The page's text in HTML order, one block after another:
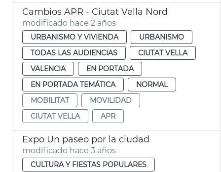
Cambios APR - Ciutat Vella Nord
modificado hace 2 años
URBANISMO Y VIVIENDA
URBANISMO
TODAS LAS AUDIENCIAS
CIUTAT VELLA
VALENCIA
EN PORTADA
EN PORTADA TEMÁTICA
NORMAL
MOBILITAT
MOVILIDAD
CIUTAT VELLA
APR
Expo Un paseo por la ciudad
modificado hace 3 años
CULTURA Y FIESTAS POPULARES